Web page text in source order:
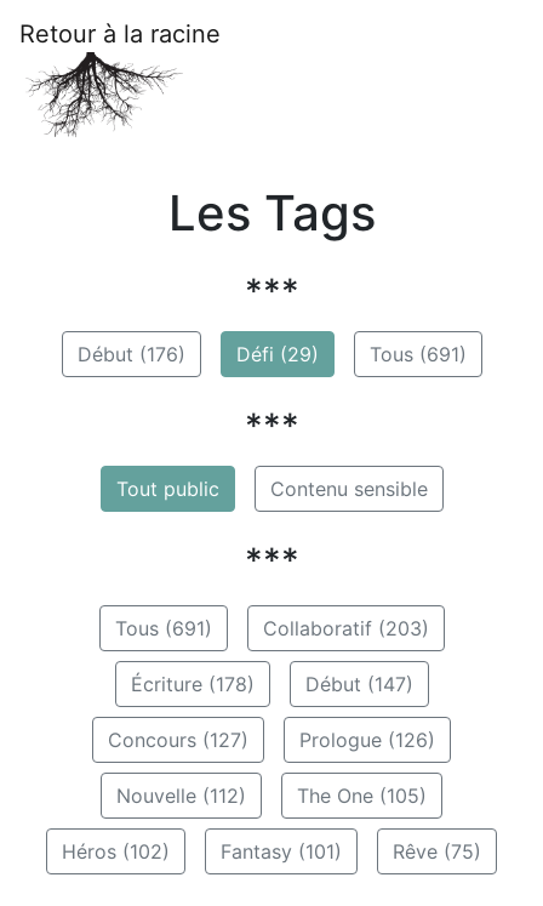
Retour à la racine
Les Tags
***
Début (176) Défi (29) Tous (691)
***
Tout public Contenu sensible
***
Tous (691) Collaboratif (203)
Écriture (178) Début (147)
Concours (127) Prologue (126)
Nouvelle (112) The One (105)
Héros (102) Fantasy (101) Rêve (75)